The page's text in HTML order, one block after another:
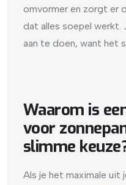
omvormer en zorgt er
dat alles soepel werkt.
aan te doen, want het
Waarom is
voor
slimme
Als je het maximale uit